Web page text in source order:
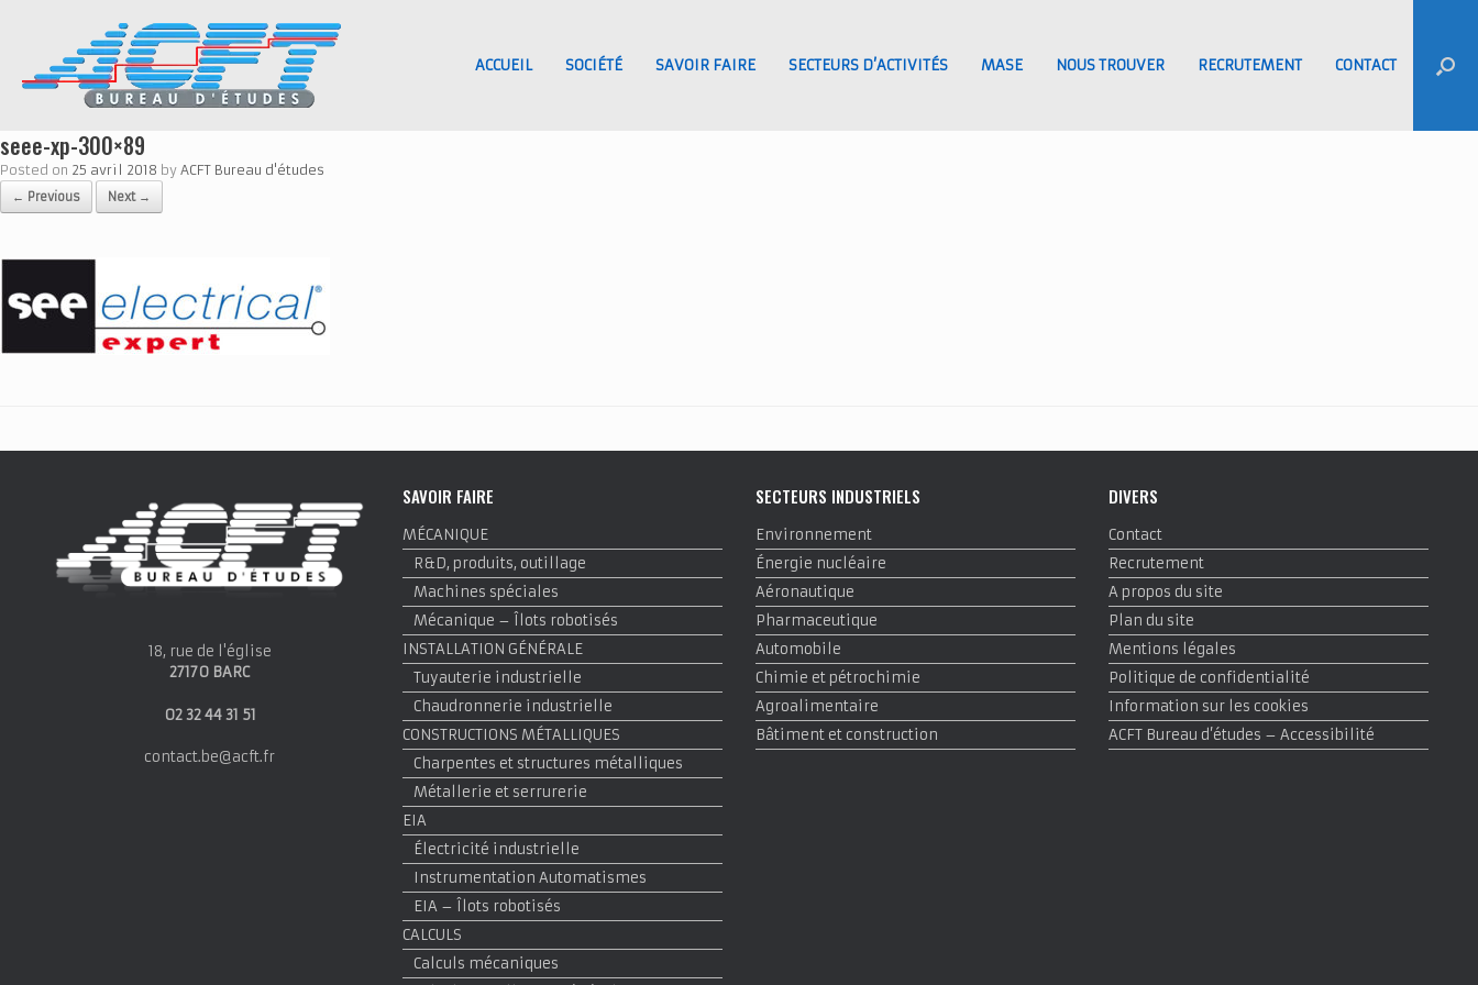
ACCUEIL SOCIÉTÉ SAVOIR FAIRE SECTEURS D’ACTIVITÉS MASE NOUS TROUVER RECRUTEMENT CONTACT
seee-xp-300×89
Posted on 25 avril 2018 by ACFT Bureau d'études
← Previous Next →
18, rue de l'église
27170 BARC
02 32 44 31 51
contact.be@acft.fr
SAVOIR FAIRE
MÉCANIQUE
R&D, produits, outillage
Machines spéciales
Mécanique – Îlots robotisés
INSTALLATION GÉNÉRALE
Tuyauterie industrielle
Chaudronnerie industrielle
CONSTRUCTIONS MÉTALLIQUES
Charpentes et structures métalliques
Métallerie et serrurerie
EIA
Électricité industrielle
Instrumentation Automatismes
EIA – Îlots robotisés
CALCULS
Calculs mécaniques
SECTEURS INDUSTRIELS
Environnement
Énergie nucléaire
Aéronautique
Pharmaceutique
Automobile
Chimie et pétrochimie
Agroalimentaire
Bâtiment et construction
DIVERS
Contact
Recrutement
A propos du site
Plan du site
Mentions légales
Politique de confidentialité
Information sur les cookies
ACFT Bureau d’études – Accessibilité